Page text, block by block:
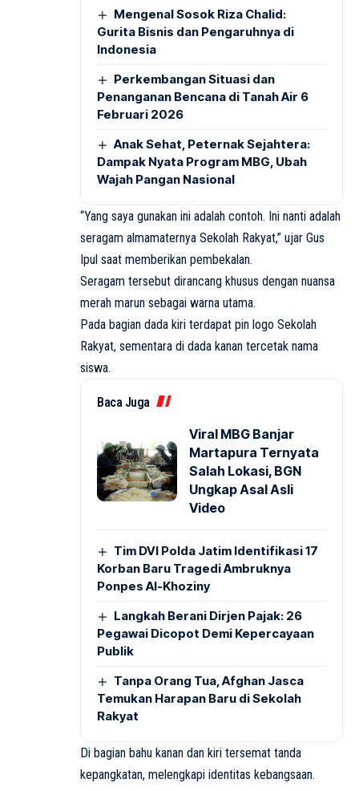
Mengenal Sosok Riza Chalid:
Gurita Bisnis dan Pengaruhnya di
Indonesia
Perkembangan Situasi dan
Penanganan Bencana di Tanah Air 6
Februari 2026
Anak Sehat, Peternak Sejahtera:
Dampak Nyata Program MBG, Ubah
Wajah Pangan Nasional
“Yang saya gunakan ini adalah contoh. Ini nanti adalah
seragam almamaternya Sekolah Rakyat,” ujar Gus
Ipul saat memberikan pembekalan.
Seragam tersebut dirancang khusus dengan nuansa
merah marun sebagai warna utama.
Pada bagian dada kiri terdapat pin logo Sekolah
Rakyat, sementara di dada kanan tercetak nama
siswa.
Baca Juga
Viral MBG Banjar
Martapura Ternyata
Salah Lokasi, BGN
Ungkap Asal Asli
Video
Tim DVI Polda Jatim Identifikasi 17
Korban Baru Tragedi Ambruknya
Ponpes Al-Khoziny
Langkah Berani Dirjen Pajak: 26
Pegawai Dicopot Demi Kepercayaan
Publik
Tanpa Orang Tua, Afghan Jasca
Temukan Harapan Baru di Sekolah
Rakyat
Di bagian bahu kanan dan kiri tersemat tanda
kepangkatan, melengkapi identitas kebangsaan.